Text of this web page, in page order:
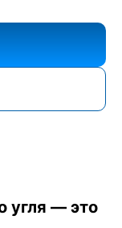
угля — это